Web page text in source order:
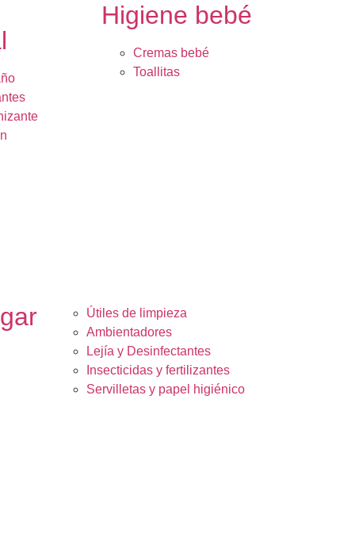
Higiene bebé
Cremas bebé
Toallitas
Útiles de limpieza
Ambientadores
Lejía y Desinfectantes
Insecticidas y fertilizantes
Servilletas y papel higiénico